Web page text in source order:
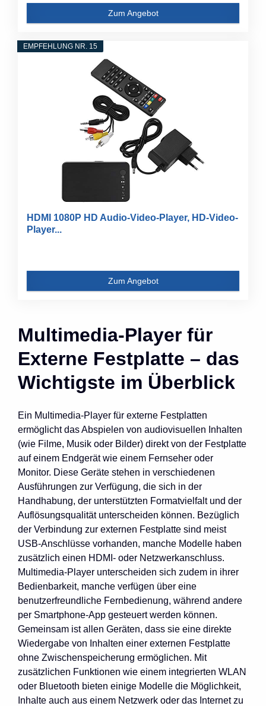
Zum Angebot
EMPFEHLUNG NR. 15
HDMI 1080P HD Audio-Video-Player, HD-Video-
Player...
Zum Angebot
Multimedia-Player für
Externe Festplatte – das
Wichtigste im Überblick
Ein Multimedia-Player für externe Festplatten
ermöglicht das Abspielen von audiovisuellen Inhalten
(wie Filme, Musik oder Bilder) direkt von der Festplatte
auf einem Endgerät wie einem Fernseher oder
Monitor. Diese Geräte stehen in verschiedenen
Ausführungen zur Verfügung, die sich in der
Handhabung, der unterstützten Formatvielfalt und der
Auflösungsqualität unterscheiden können. Bezüglich
der Verbindung zur externen Festplatte sind meist
USB-Anschlüsse vorhanden, manche Modelle haben
zusätzlich einen HDMI- oder Netzwerkanschluss.
Multimedia-Player unterscheiden sich zudem in ihrer
Bedienbarkeit, manche verfügen über eine
benutzerfreundliche Fernbedienung, während andere
per Smartphone-App gesteuert werden können.
Gemeinsam ist allen Geräten, dass sie eine direkte
Wiedergabe von Inhalten einer externen Festplatte
ohne Zwischenspeicherung ermöglichen. Mit
zusätzlichen Funktionen wie einem integrierten WLAN
oder Bluetooth bieten einige Modelle die Möglichkeit,
Inhalte auch aus einem Netzwerk oder das Internet zu